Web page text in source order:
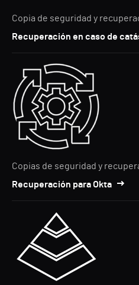
Copia de seguridad y
Recuperación en caso de
Copias de seguridad y
Recuperación para Okta